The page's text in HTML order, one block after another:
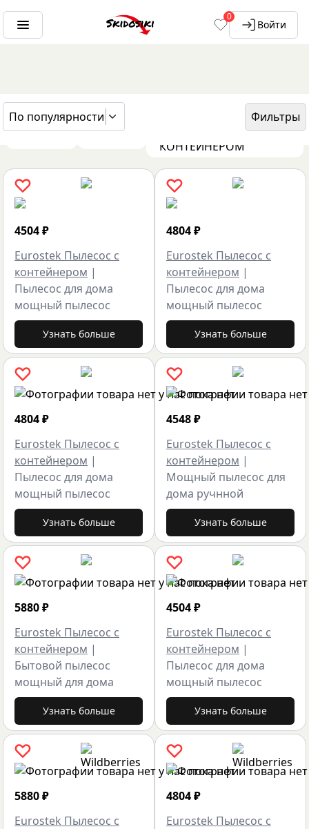
0
Войти
По популярности
Фильтры
EUROSTEK ПЫЛЕСОС С
КОНТЕЙНЕРОМ
4504₽
Eurostek Пылесос с
контейнером |
Пылесос для дома
мощный пылесос
Узнать больше
4804₽
Eurostek Пылесос с
контейнером |
Пылесос для дома
мощный пылесос
Узнать больше
5880₽
Eurostek Пылесос с
контейнером |
Бытовой пылесос
мощный для дома
Узнать больше
5880₽
Eurostek Пылесос с
4804₽
Eurostek Пылесос с
контейнером |
Пылесос для дома
мощный пылесос
Узнать больше
4548₽
Eurostek Пылесос с
контейнером |
Мощный пылесос для
дома ручнной
Узнать больше
4504₽
Eurostek Пылесос с
контейнером |
Пылесос для дома
мощный пылесос
Узнать больше
4804₽
Eurostek Пылесос с